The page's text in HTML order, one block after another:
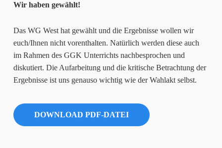
Wir haben gewählt!
Das WG West hat gewählt und die Ergebnisse wollen wir
euch/Ihnen nicht vorenthalten. Natürlich werden diese auch
im Rahmen des GGK Unterrichts nachbesprochen und
diskutiert. Die Aufarbeitung und die kritische Betrachtung der
Ergebnisse ist uns genauso wichtig wie der Wahlakt selbst.
DOWNLOAD PDF-DATEI